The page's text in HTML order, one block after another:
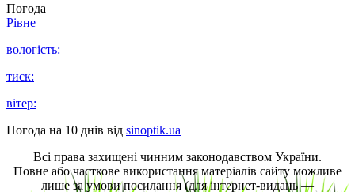
Погода
Рівне
вологість:
тиск:
вітер:
Погода на 10 днів від sinoptik.ua
Всі права захищені чинним законодавством України.
Повне або часткове використання матеріалів сайту можливе
лише за умови посилання (для інтернет-видань —